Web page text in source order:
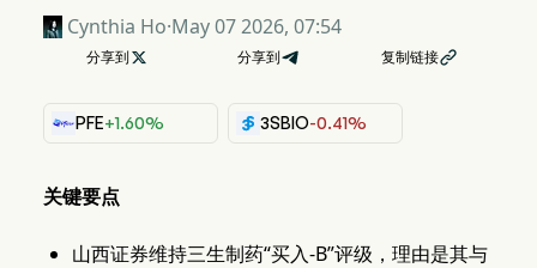
Cynthia Ho·May 07 2026, 07:54
分享到  分享到 复制链接
PFE+1.60% 3SBIO-0.41%
关键要点
山西证券维持三生制药“买入-B”评级，理由是其与